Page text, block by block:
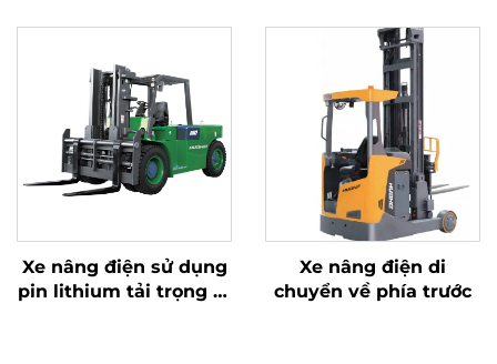
nhận CE, ISO và pin
địa hình
nhất; Xe nâng pin 2,5
tấn
Xe nâng điện sử dụng
pin lithium tải trọng 10
Xe nâng điện di
chuyển về phía trước